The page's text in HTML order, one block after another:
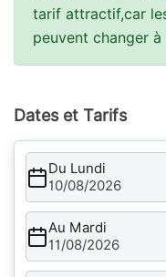
tarif attractif,car
peuvent changer
Dates et Tarifs
Du Lundi
10/08/2026
Au Mardi
11/08/2026